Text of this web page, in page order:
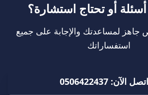
أو تحتاج استشارة؟
جاهز لمساعدتك والإجابة على جميع
استفساراتك
اتصل الآن: 0506422437